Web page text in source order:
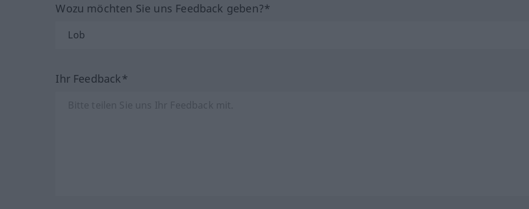
Wozu möchten Sie uns Feedback geben?*
Ihr Feedback*